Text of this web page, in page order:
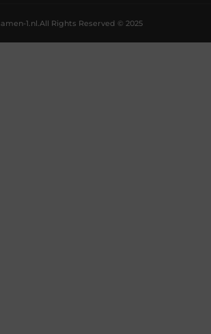
All Rights Reserved © 2025
1.nl.